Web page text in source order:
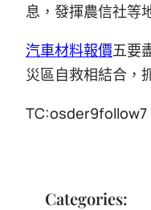
息，發揮農信社等
汽車材料報價五要
災區自救相結合，
TC:osder9follow7
Categories: